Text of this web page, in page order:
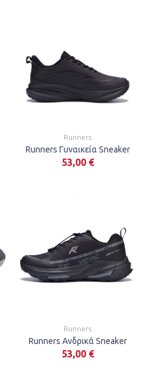
Runners
Runners Γυναικεία Sneaker
53,00 €
Runners
Runners Ανδρικά Sneaker
53,00 €